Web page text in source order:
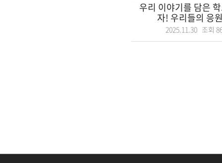
우리 이야기를 담은
자! 우리들의 응
2025.11.30 조회